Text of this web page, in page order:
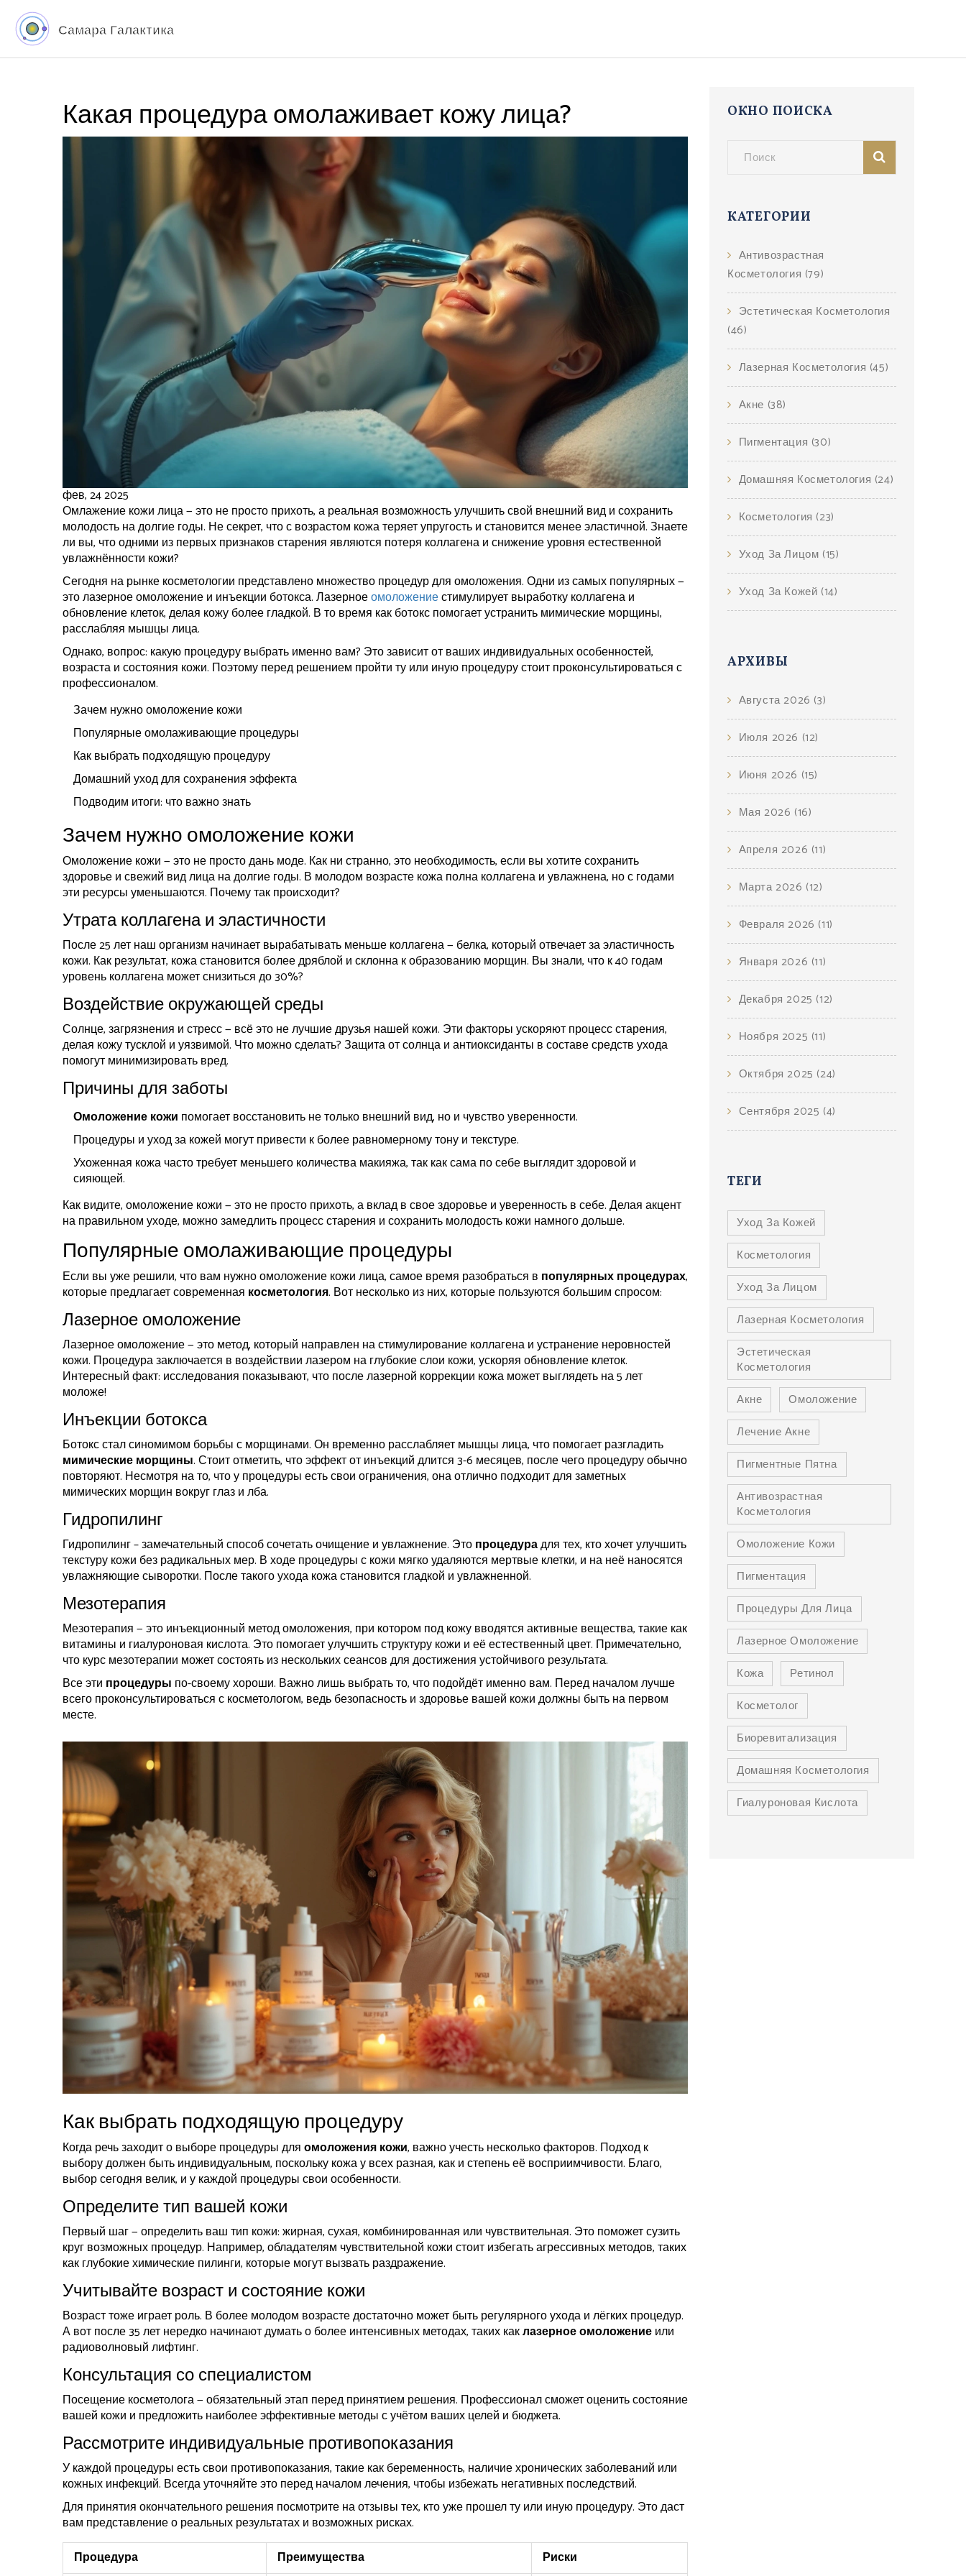
Какая процедура омолаживает кожу лица?
фев, 24 2025
Омлажение кожи лица — это не просто прихоть, а реальная возможность улучшить свой внешний вид и сохранить
молодость на долгие годы. Не секрет, что с возрастом кожа теряет упругость и становится менее эластичной. Знаете
ли вы, что одними из первых признаков старения являются потеря коллагена и снижение уровня естественной
увлажнённости кожи?
Сегодня на рынке косметологии представлено множество процедур для омоложения. Одни из самых популярных —
это лазерное омоложение и инъекции ботокса. Лазерноеомоложениестимулирует выработку коллагена и
обновление клеток, делая кожу более гладкой. В то время как ботокс помогает устранить мимические морщины,
расслабляя мышцы лица.
Однако, вопрос: какую процедуру выбрать именно вам? Это зависит от ваших индивидуальных особенностей,
возраста и состояния кожи. Поэтому перед решением пройти ту или иную процедуру стоит проконсультироваться с
профессионалом.
Зачем нужно омоложение кожи
Популярные омолаживающие процедуры
Как выбрать подходящую процедуру
Домашний уход для сохранения эффекта
Подводим итоги: что важно знать
Зачем нужно омоложение кожи
Омоложение кожи — это не просто дань моде. Как ни странно, это необходимость, если вы хотите сохранить
здоровье и свежий вид лица на долгие годы. В молодом возрасте кожа полна коллагена и увлажнена, но с годами
эти ресурсы уменьшаются. Почему так происходит?
Утрата коллагена и эластичности
После 25 лет наш организм начинает вырабатывать меньше коллагена — белка, который отвечает за эластичность
кожи. Как результат, кожа становится более дряблой и склонна к образованию морщин. Вы знали, что к 40 годам
уровень коллагена может снизиться до 30%?
Воздействие окружающей среды
Солнце, загрязнения и стресс — всё это не лучшие друзья нашей кожи. Эти факторы ускоряют процесс старения,
делая кожу тусклой и уязвимой. Что можно сделать? Защита от солнца и антиоксиданты в составе средств ухода
помогут минимизировать вред.
Причины для заботы
Омоложение кожи помогает восстановить не только внешний вид, но и чувство уверенности.
Процедуры и уход за кожей могут привести к более равномерному тону и текстуре.
Ухоженная кожа часто требует меньшего количества макияжа, так как сама по себе выглядит здоровой и
сияющей.
Как видите, омоложение кожи — это не просто прихоть, а вклад в свое здоровье и уверенность в себе. Делая акцент
на правильном уходе, можно замедлить процесс старения и сохранить молодость кожи намного дольше.
Популярные омолаживающие процедуры
Если вы уже решили, что вам нужно омоложение кожи лица, самое время разобраться в популярных процедурах,
которые предлагает современная косметология. Вот несколько из них, которые пользуются большим спросом:
Лазерное омоложение
Лазерное омоложение — это метод, который направлен на стимулирование коллагена и устранение неровностей
кожи. Процедура заключается в воздействии лазером на глубокие слои кожи, ускоряя обновление клеток.
Интересный факт: исследования показывают, что после лазерной коррекции кожа может выглядеть на 5 лет
моложе!
Инъекции ботокса
Ботокс стал синомимом борьбы с морщинами. Он временно расслабляет мышцы лица, что помогает разгладить
мимические морщины. Стоит отметить, что эффект от инъекций длится 3-6 месяцев, после чего процедуру обычно
повторяют. Несмотря на то, что у процедуры есть свои ограничения, она отлично подходит для заметных
мимических морщин вокруг глаз и лба.
Гидропилинг
Гидропилинг – замечательный способ сочетать очищение и увлажнение. Этопроцедурадля тех, кто хочет улучшить
текстуру кожи без радикальных мер. В ходе процедуры с кожи мягко удаляются мертвые клетки, и на неё наносятся
увлажняющие сыворотки. После такого ухода кожа становится гладкой и увлажненной.
Мезотерапия
Мезотерапия — это инъекционный метод омоложения, при котором под кожу вводятся активные вещества, такие как
витамины и гиалуроновая кислота. Это помогает улучшить структуру кожи и её естественный цвет. Примечательно,
что курс мезотерапии может состоять из нескольких сеансов для достижения устойчивого результата.
Все эти процедуры по-своему хороши. Важно лишь выбрать то, что подойдёт именно вам. Перед началом лучше
всего проконсультироваться с косметологом, ведь безопасность и здоровье вашей кожи должны быть на первом
месте.
Как выбрать подходящую процедуру
Когда речь заходит о выборе процедуры дляомоложения кожи, важно учесть несколько факторов. Подход к
выбору должен быть индивидуальным, поскольку кожа у всех разная, как и степень её восприимчивости. Благо,
выбор сегодня велик, и у каждой процедуры свои особенности.
Определите тип вашей кожи
Первый шаг — определить ваш тип кожи: жирная, сухая, комбинированная или чувствительная. Это поможет сузить
круг возможных процедур. Например, обладателям чувствительной кожи стоит избегать агрессивных методов, таких
как глубокие химические пилинги, которые могут вызвать раздражение.
Учитывайте возраст и состояние кожи
Возраст тоже играет роль. В более молодом возрасте достаточно может быть регулярного ухода и лёгких процедур.
А вот после 35 лет нередко начинают думать о более интенсивных методах, таких каклазерное омоложениеили
радиоволновый лифтинг.
Консультация со специалистом
Посещение косметолога — обязательный этап перед принятием решения. Профессионал сможет оценить состояние
вашей кожи и предложить наиболее эффективные методы с учётом ваших целей и бюджета.
Рассмотрите индивидуальные противопоказания
У каждой процедуры есть свои противопоказания, такие как беременность, наличие хронических заболеваний или
кожных инфекций. Всегда уточняйте это перед началом лечения, чтобы избежать негативных последствий.
Для принятия окончательного решения посмотрите на отзывы тех, кто уже прошел ту или иную процедуру. Это даст
вам представление о реальных результатах и возможных рисках.
Процедура
Преимущества Риски
ОКНО ПОИСКА
КАТЕГОРИИ
Антивозрастная
Косметология (79)
Эстетическая Косметология
(46)
Лазерная Косметология (45)
Акне (38)
Пигментация (30)
Домашняя Косметология (24)
Косметология (23)
Уход За Лицом (15)
Уход За Кожей (14)
АРХИВЫ
Августа 2026 (3)
Июля 2026 (12)
Июня 2026 (15)
Мая 2026 (16)
Апреля 2026 (11)
Марта 2026 (12)
Февраля 2026 (11)
Января 2026 (11)
Декабря 2025 (12)
Ноября 2025 (11)
Октября 2025 (24)
Сентября 2025 (4)
ТЕГИ
Уход За Кожей
Косметология
Уход За Лицом
Лазерная Косметология
Эстетическая
Косметология
Акне
Омоложение
Лечение Акне
Пигментные Пятна
Антивозрастная
Косметология
Омоложение Кожи
Пигментация
Процедуры Для Лица
Лазерное Омоложение
Кожа
Ретинол
Косметолог
Биоревитализация
Домашняя Косметология
Гиалуроновая Кислота